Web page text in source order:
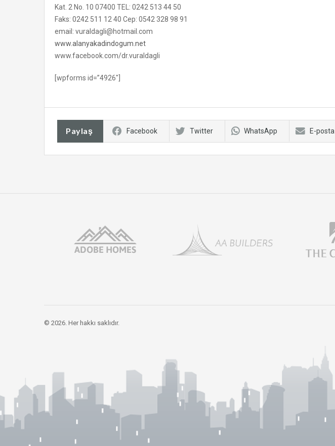
Kat. 2 No. 10 07400 TEL: 0242 513 44 50
Faks: 0242 511 12 40 Cep: 0542 328 98 91
email: vuraldagli@hotmail.com
www.alanyakadindogum.net
www.facebook.com/dr.vuraldagli
[wpforms id=”4926″]
Paylaş Facebook Twitter WhatsApp E-posta
© 2026. Her hakkı saklıdır.